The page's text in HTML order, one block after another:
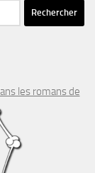
les romans de